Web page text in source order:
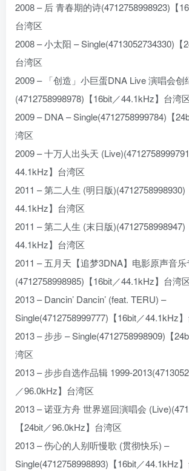
2008 – 后 青春期的诗(4712758998923)【
台湾区
2008 – 小太阳 – Single(4713052734330)【
台湾区
2009 – 「创造」小巨蛋DNA Live 演唱会创
(4712758998978)【16bit／44.1kHz】台湾
2009 – DNA – Single(4712758999784)【
湾区
2009 – 十万人出头天
44.1kHz】台湾区
2011 – 第二人生 (明日版)(4712758998930)
44.1kHz】台湾区
2011 – 第二人生 (末日版)(4712758998947)
44.1kHz】台湾区
2011 – 五月天【追梦3DNA】电影原声音
(4712758998985)【16bit／44.1kHz】台湾
2013 – Dancin’ Dancin’ (feat. TERU) –
Single(4712758999777)【16bit／44.1kHz
2013 – 步步 – Single(4712758998909)【
湾区
2013 – 步步自选作品辑 1999-
／96.0kHz】台湾区
2013 – 诺亚方舟 世界巡回演唱会
【24bit／96.0kHz】台湾区
2013 – 伤心的人别听慢歌 (贯彻快乐) –
Single(4712758998893)【16bit／44.1kHz